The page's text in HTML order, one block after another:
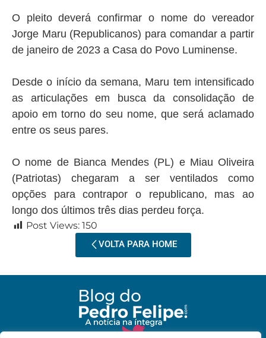
O pleito deverá confirmar o nome do vereador
Jorge Maru (Republicanos) para comandar a partir
de janeiro de 2023 a Casa do Povo Luminense.
Desde o início da semana, Maru tem intensificado
as articulações em busca da consolidação de
apoio em torno do seu nome, que será aclamado
entre os seus pares.
O nome de Bianca Mendes (PL) e Miau Oliveira
(Patriotas) chegaram a ser ventilados como
opções para contrapor o republicano, mas ao
longo dos últimos três dias perdeu força.
Post Views: 150
VOLTA PARA HOME